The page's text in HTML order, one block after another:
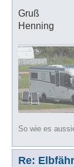
Gruß
Henning
So wie es
Re: